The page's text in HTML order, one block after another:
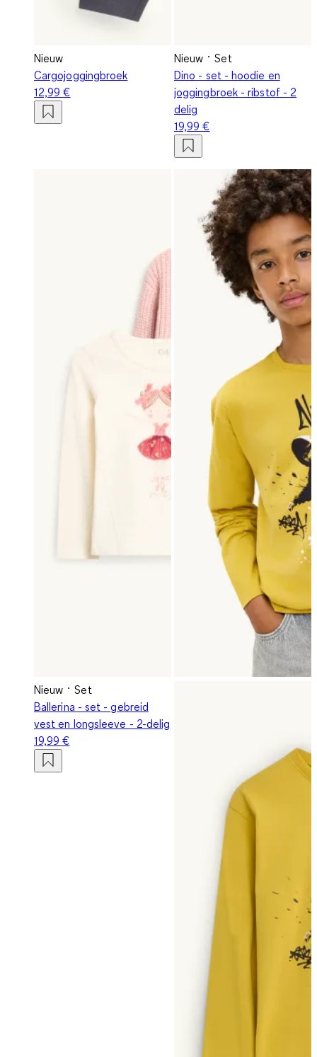
Nieuw
Cargojoggingbroek
12,99 €
Nieuw
Set
Dino - set - hoodie en
joggingbroek - ribstof - 2
delig
19,99 €
Nieuw
Set
Ballerina - set - gebreid
vest en longsleeve - 2-delig
19,99 €